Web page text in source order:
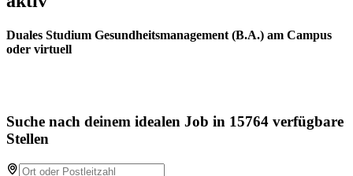
Duales Studium Gesundheitsmanagement (B.A.) am Campus
oder virtuell
Suche nach deinem idealen Job in 15764 verfügbare
Stellen